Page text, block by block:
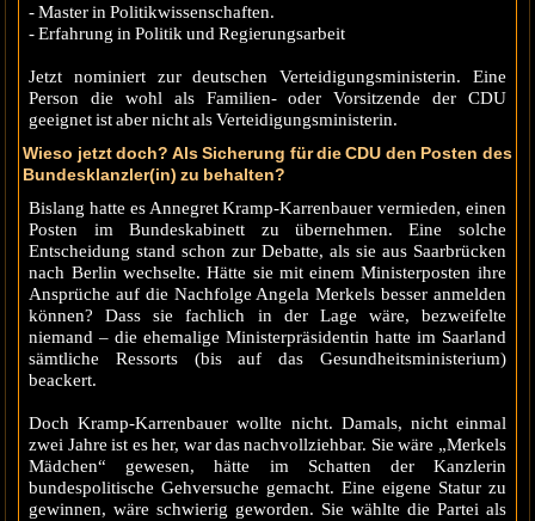
- Master in Politikwissenschaften.
- Erfahrung in Politik und Regierungsarbeit
Jetzt nominiert zur deutschen Verteidigungsministerin. Eine
Person die wohl als Familien- oder Vorsitzende der CDU
geeignet ist aber nicht als Verteidigungsministerin.
Wieso jetzt doch? Als Sicherung für die CDU den Posten des
Bundesklanzler(in) zu behalten?
Bislang hatte es Annegret Kramp-Karrenbauer vermieden, einen
Posten im Bundeskabinett zu übernehmen. Eine solche
Entscheidung stand schon zur Debatte, als sie aus Saarbrücken
nach Berlin wechselte. Hätte sie mit einem Ministerposten ihre
Ansprüche auf die Nachfolge Angela Merkels besser anmelden
können? Dass sie fachlich in der Lage wäre, bezweifelte
niemand – die ehemalige Ministerpräsidentin hatte im Saarland
sämtliche Ressorts (bis auf das Gesundheitsministerium)
beackert.
Doch Kramp-Karrenbauer wollte nicht. Damals, nicht einmal
zwei Jahre ist es her, war das nachvollziehbar. Sie wäre „Merkels
Mädchen“ gewesen, hätte im Schatten der Kanzlerin
bundespolitische Gehversuche gemacht. Eine eigene Statur zu
gewinnen, wäre schwierig geworden. Sie wählte die Partei als